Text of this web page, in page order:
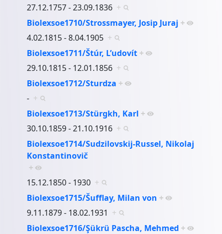
27.12.1757 - 23.09.1836 +
Biolexsoe1710/Strossmayer, Josip Juraj +
4.02.1815 - 8.04.1905 +
Biolexsoe1711/Štúr, L’udovít +
29.10.1815 - 12.01.1856 +
Biolexsoe1712/Sturdza +
- +
Biolexsoe1713/Stürgkh, Karl +
30.10.1859 - 21.10.1916 +
Biolexsoe1714/Sudzilovskij-Russel, Nikolaj
Konstantinovič
+
15.12.1850 - 1930 +
Biolexsoe1715/Šufflay, Milan von +
9.11.1879 - 18.02.1931 +
Biolexsoe1716/Şükrü Pascha, Mehmed +